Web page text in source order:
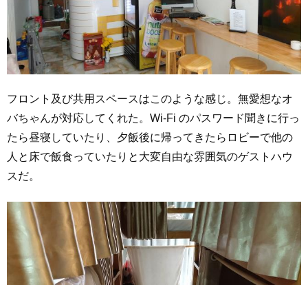
フロント及び共用スペースはこのような感じ。無愛想なオ
バちゃんが対応してくれた。Wi-Fi のパスワード聞きに行っ
たら昼寝していたり、夕飯後に帰ってきたらロビーで他の
人と床で飯食っていたりと大変自由な雰囲気のゲストハウ
スだ。